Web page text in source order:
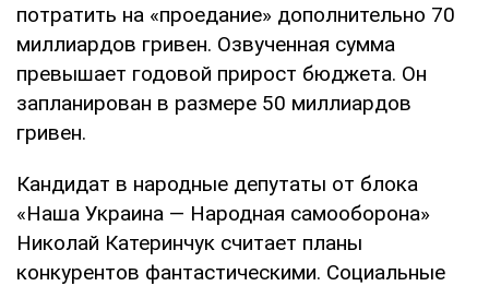
потратить на «проедание» дополнительно 70
миллиардов гривен. Озвученная сумма
превышает годовой прирост бюджета. Он
запланирован в размере 50 миллиардов
гривен.
Кандидат в народные депутаты от блока
«Наша Украина — Народная самооборона»
Николай Катеринчук считает планы
конкурентов фантастическими. Социальные